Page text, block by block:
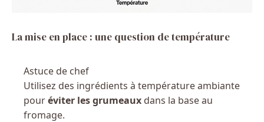
La mise en place : une question de température
Astuce de chef
Utilisez des ingrédients à température ambiante
pouréviter les grumeaux dans la base au
fromage.